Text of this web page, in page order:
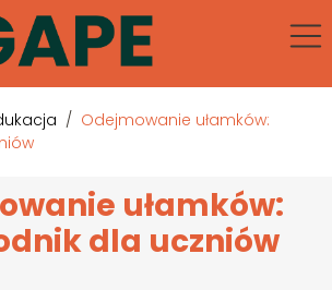
/ Odejmowanie ułamków:
ułamków:
dla uczniów